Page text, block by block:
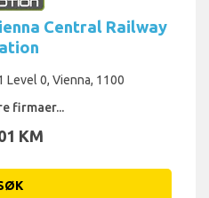
Central Railway
Level 0, Vienna, 1100
firmaer...
KM